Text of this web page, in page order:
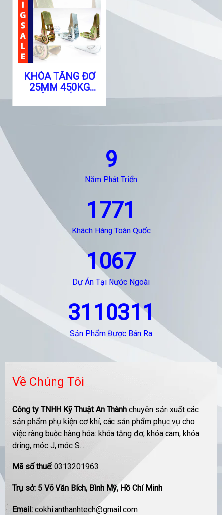
KHÓA TĂNG ĐƠ
25MM 450KG
9
Năm Phát Triển
1771
Khách Hàng Toàn Quốc
1067
Dự Án Tại Nước Ngoài
3110311
Sản Phẩm Được Bán Ra
Về Chúng Tôi
Công ty TNHH Kỹ Thuật An Thành chuyên sản xuất các
sản phẩm phụ kiện cơ khí, các sản phẩm phục vụ cho
việc ràng buộc hàng hóa: khóa tăng đơ, khóa cam, khóa
dring, móc J, móc S....
Mã số thuế: 0313201963
Trụ sở: 5 Võ Văn Bích, Bình Mỹ, Hồ Chí Minh
Email: cokhi.anthanhtech@gmail.com